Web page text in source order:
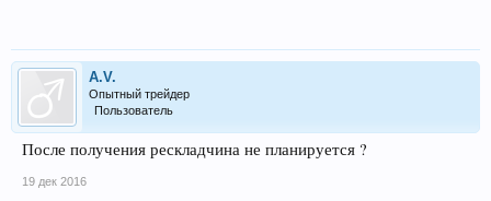
A.V.
Опытный трейдер
Пользователь
После получения рескладчина не планируется ?
19 дек 2016